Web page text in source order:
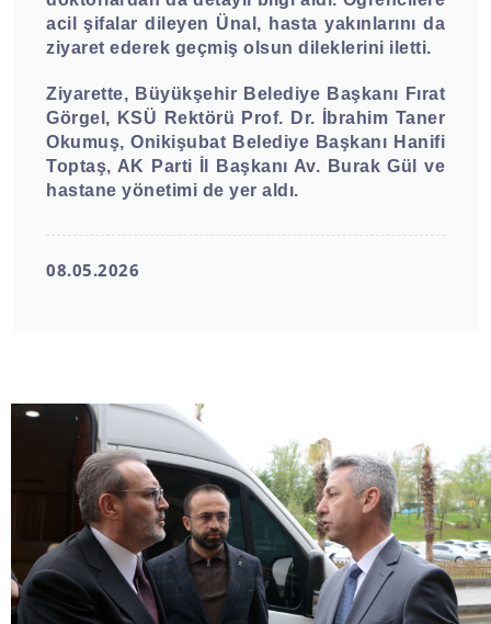
acil şifalar dileyen Ünal, hasta yakınlarını da
ziyaret ederek geçmiş olsun dileklerini iletti.
Ziyarette, Büyükşehir Belediye Başkanı Fırat
Görgel, KSÜ Rektörü Prof. Dr. İbrahim Taner
Okumuş, Onikişubat Belediye Başkanı Hanifi
Toptaş, AK Parti İl Başkanı Av. Burak Gül ve
hastane yönetimi de yer aldı.
08.05.2026